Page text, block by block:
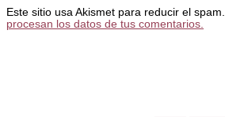
Este sitio usa Akismet para reducir el spam.
procesan los datos de tus comentarios.